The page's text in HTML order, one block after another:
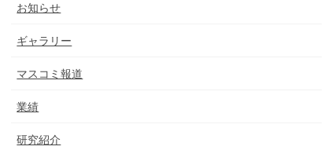
お知らせ
ギャラリー
マスコミ報道
業績
研究紹介